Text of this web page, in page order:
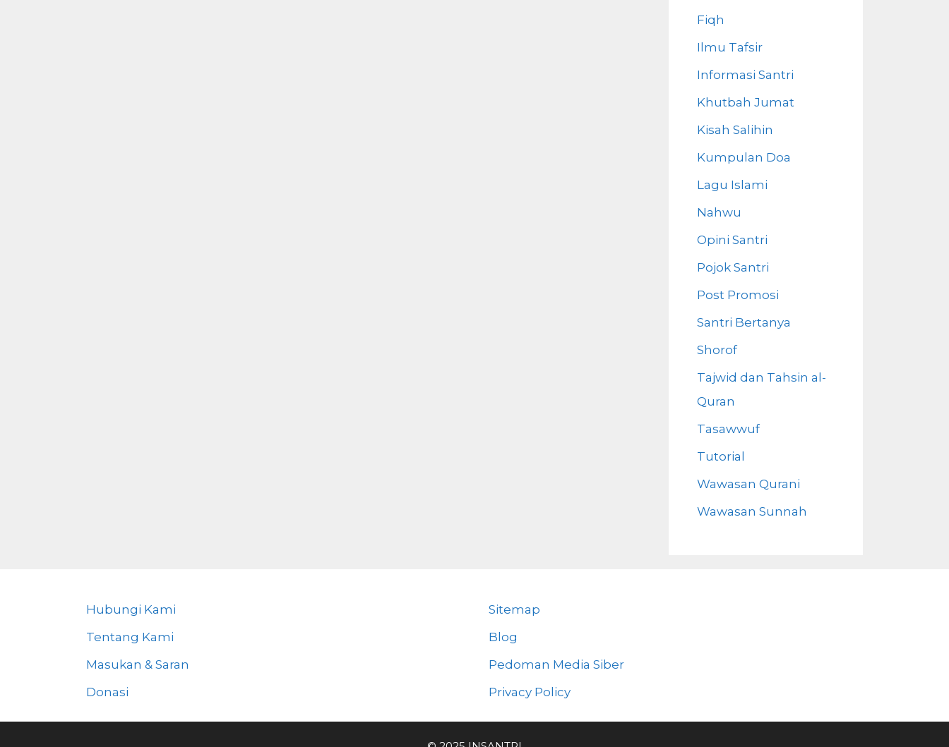
Fiqh
Ilmu Tafsir
Informasi Santri
Khutbah Jumat
Kisah Salihin
Kumpulan Doa
Lagu Islami
Nahwu
Opini Santri
Pojok Santri
Post Promosi
Santri Bertanya
Shorof
Tajwid dan Tahsin al-
Quran
Tasawwuf
Tutorial
Wawasan Qurani
Wawasan Sunnah
Hubungi Kami
Tentang Kami
Masukan & Saran
Donasi
Sitemap
Blog
Pedoman Media Siber
Privacy Policy